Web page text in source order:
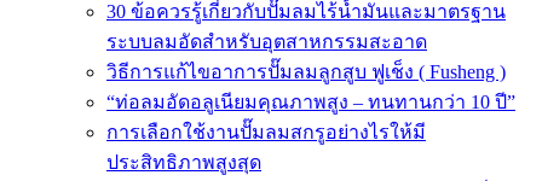
30 ข้อควรรู้เกี่ยวกับปั๊มลมไร้น้ำมันและมาตรฐาน
ระบบลมอัดสำหรับอุตสาหกรรมสะอาด
วิธีการแก้ไขอาการปั๊มลมลูกสูบ ฟูเช็ง ( Fusheng )
“ท่อลมอัดอลูเนียมคุณภาพสูง – ทนทานกว่า 10 ปี”
การเลือกใช้งานปั๊มลมสกรูอย่างไรให้มี
ประสิทธิภาพสูงสุด